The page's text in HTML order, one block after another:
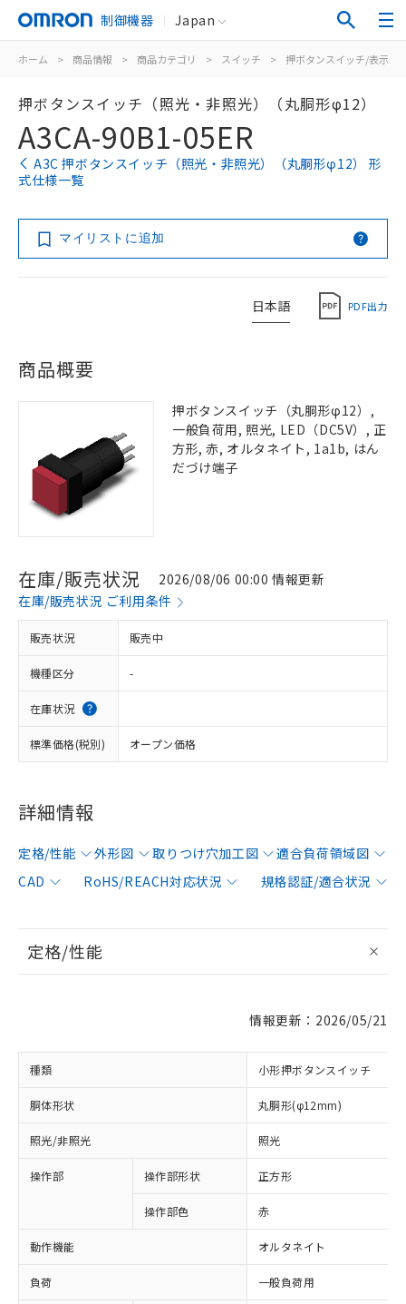
制御機器 Japan
ホーム > 商品情報 > 商品カテゴリ > スイッチ > 押ボタンスイッチ/表示灯
押ボタンスイッチ（照光・非照光）（丸胴形φ12）
A3CA-90B1-05ER
A3C 押ボタンスイッチ（照光・非照光）（丸胴形φ12） 形
式仕様一覧
マイリストに追加
日本語 PDF出力
商品概要
押ボタンスイッチ（丸胴形φ12）,
一般負荷用, 照光, LED（DC5V）, 正
方形, 赤, オルタネイト, 1a1b, はん
だづけ端子
在庫/販売状況
2026/08/06 00:00 情報更新
在庫/販売状況 ご利用条件
販売状況 販売中
機種区分 -
在庫状況
標準価格(税別) オープン価格
詳細情報
定格/性能 外形図 取りつけ穴加工図
適合負荷領域図
CAD
RoHS/REACH対応状況 規格認証/適合状況
定格/性能
情報更新：2026/05/21
種類 小形押ボタンスイッチ
胴体形状 丸胴形(φ12mm)
照光/非照光 照光
操作部 操作部形状 正方形
操作部色 赤
動作機能 オルタネイト
負荷 一般負荷用